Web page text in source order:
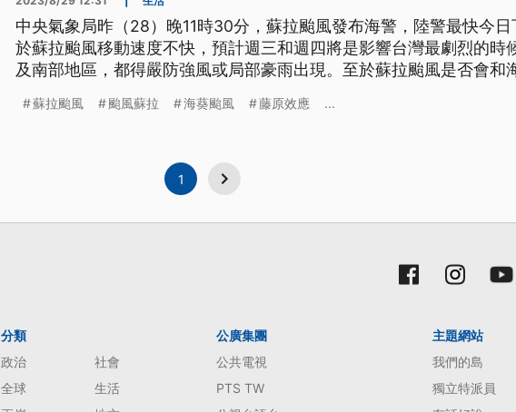
中央氣象局昨（28）晚11時30分，蘇拉颱風發布海警，陸警最快今
於蘇拉颱風移動速度不快，預計週三和週四將是影響台灣最劇烈的時
及南部地區，都得嚴防強風或局部豪雨出現。至於蘇拉颱風是否會和
蘇拉颱風 颱風蘇拉 海葵颱風 藤原效應 ...
1
分類
政治
社會
全球
生活
公廣集團
公共電視
PTS TW
主題網站
我們的島
獨立特派員